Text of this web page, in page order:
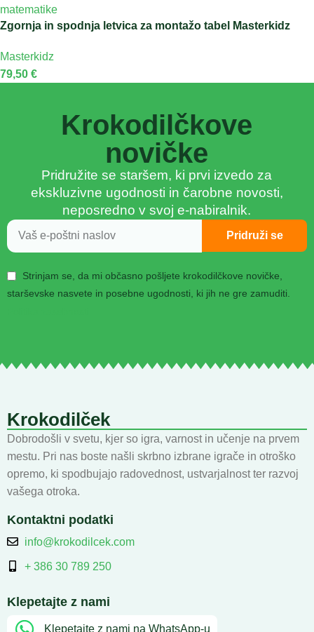
Zgornja in spodnja letvica za montažo tabel Masterkidz
Masterkidz
79,50 €
Krokodilčkove
novičke
Pridružite se staršem, ki prvi izvedo za
ekskluzivne ugodnosti in čarobne novosti,
neposredno v svoj e-nabiralnik.
Strinjam se, da mi občasno pošljete krokodilčkove novičke,
starševske nasvete in posebne ugodnosti, ki jih ne gre zamuditi.
Pridruži se
Krokodilček
Dobrodošli v svetu, kjer so igra, varnost in učenje na prvem
mestu. Pri nas boste našli skrbno izbrane igrače in otroško
opremo, ki spodbujajo radovednost, ustvarjalnost ter razvoj
vašega otroka.
Kontaktni podatki
info@krokodilcek.com
+ 386 30 789 250
Klepetajte z nami
Klepetajte z nami na WhatsApp-u